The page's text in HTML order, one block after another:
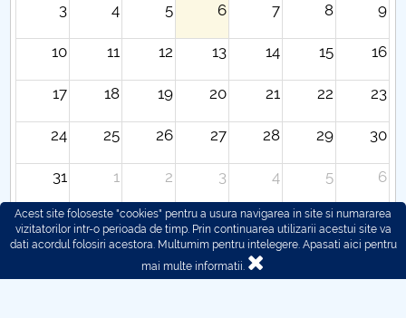
3 4 5 6 7 8 9
10 11 12 13 14 15 16
17 18 19 20 21 22 23
24 25 26 27 28 29 30
31 1 2 3 4 5 6
Acest site foloseste "cookies" pentru a usura navigarea in site si numararea
vizitatorilor intr-o perioada de timp. Prin continuarea utilizarii acestui site va
dati acordul folosiri acestora. Multumim pentru intelegere. Apasati aici pentru
mai multe informatii.